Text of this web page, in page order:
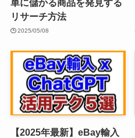
単に儲かる商品を発見する
リサーチ方法
2025/05/08
【2025年最新】eBay輸入